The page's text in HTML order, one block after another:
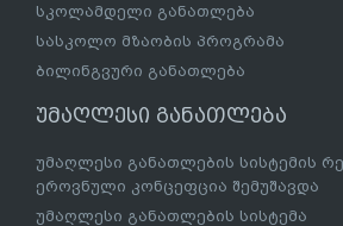
სკოლამდელი განათლება
სასკოლო მზაობის პროგრამა
ბილინგვური განათლება
უმაღლესი განათლება
უმაღლესი განათლების სისტემის
ეროვნული კონცეფცია შემუშავდა
უმაღლესი განათლების სისტემა